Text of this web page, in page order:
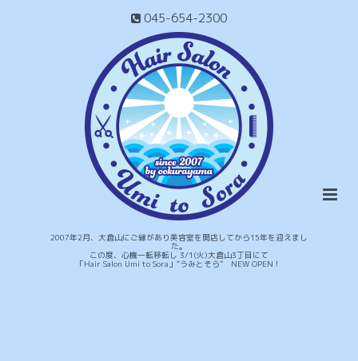
045-654-2300
2007年2月、大倉山にご縁があり美容室を開店してから15年を迎えまし
た。
この度、心機一転移転し 3/1(火)大倉山3丁目にて
「Hair Salon Umi to Sora」“うみとそら” NEW OPEN！